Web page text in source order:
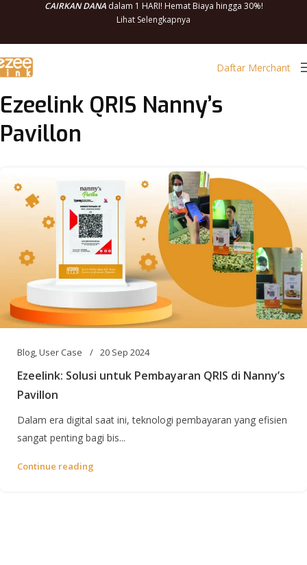
CAIRKAN DANAdalam 1 HARI! Hemat Biaya hingga 30%!
Lihat Selengkapnya
Daftar Merchant
Ezeelink QRIS Nanny’s
Pavillon
Blog,User Case 20 Sep 2024
Ezeelink: Solusi untuk Pembayaran QRIS di Nanny’s
Pavillon
Dalam era digital saat ini, teknologi pembayaran yang efisien
sangat penting bagi bis...
Continue reading